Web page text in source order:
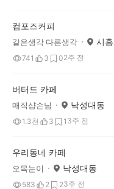
컴포즈커피
같은생각 다른생각 시
741 3 02주 전
버터드 카페
매직샵손님 낙성대동
1.3천 3 1 3주 전
우리동네 카페
오목눈이 낙성대동
583 2 23주 전